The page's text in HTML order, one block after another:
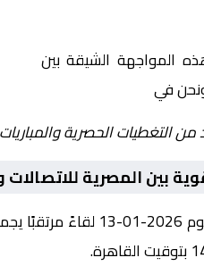
المواجهة الشيقة بين
في
من التغطيات الحصرية
بين المصرية للاتصالات
يستضيف اليوم